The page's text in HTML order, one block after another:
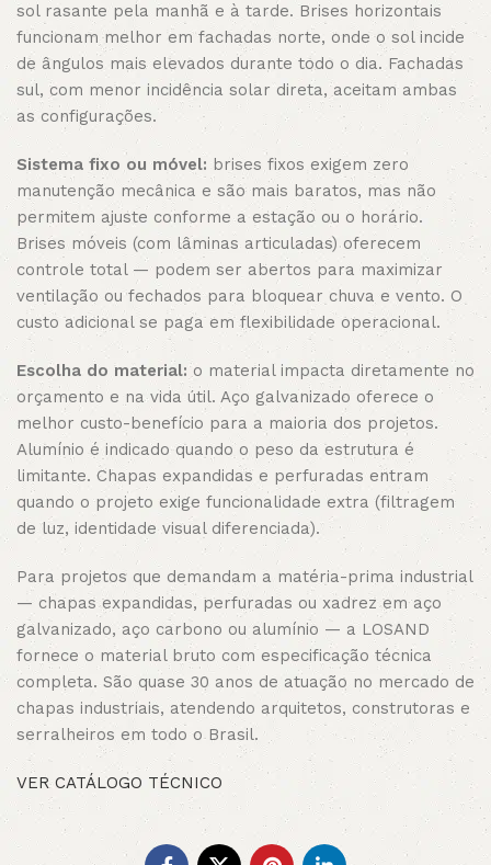
sol rasante pela manhã e à tarde. Brises horizontais
funcionam melhor em fachadas norte, onde o sol incide
de ângulos mais elevados durante todo o dia. Fachadas
sul, com menor incidência solar direta, aceitam ambas
as configurações.
Sistema fixo ou móvel: brises fixos exigem zero
manutenção mecânica e são mais baratos, mas não
permitem ajuste conforme a estação ou o horário.
Brises móveis (com lâminas articuladas) oferecem
controle total — podem ser abertos para maximizar
ventilação ou fechados para bloquear chuva e vento. O
custo adicional se paga em flexibilidade operacional.
Escolha do material:o material impacta diretamente no
orçamento e na vida útil. Aço galvanizado oferece o
melhor custo-benefício para a maioria dos projetos.
Alumínio é indicado quando o peso da estrutura é
limitante. Chapas expandidas e perfuradas entram
quando o projeto exige funcionalidade extra (filtragem
de luz, identidade visual diferenciada).
Para projetos que demandam a matéria-prima industrial
— chapas expandidas, perfuradas ou xadrez em aço
galvanizado, aço carbono ou alumínio — a LOSAND
fornece o material bruto com especificação técnica
completa. São quase 30 anos de atuação no mercado de
chapas industriais, atendendo arquitetos, construtoras e
serralheiros em todo o Brasil.
VER CATÁLOGO TÉCNICO